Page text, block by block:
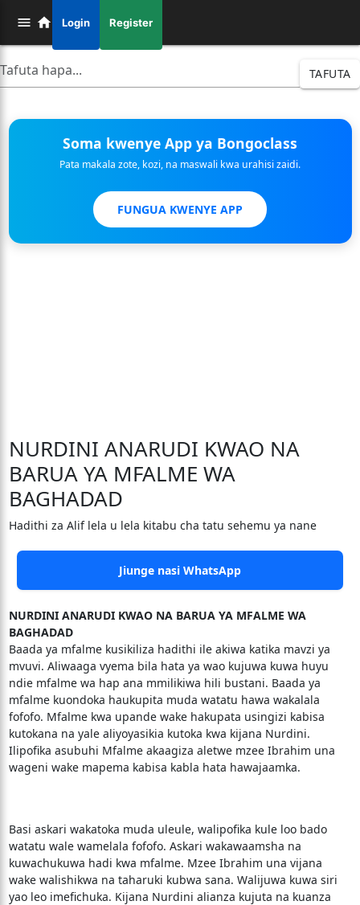
Login Register
TAFUTA
Soma kwenye App ya Bongoclass
Pata makala zote, kozi, na maswali kwa urahisi zaidi.
FUNGUA KWENYE APP
NURDINI ANARUDI KWAO NA
BARUA YA MFALME WA
BAGHADAD
Hadithi za Alif lela u lela kitabu cha tatu sehemu ya nane
Jiunge nasi WhatsApp
NURDINI ANARUDI KWAO NA BARUA YA MFALME WA
BAGHADAD
Baada ya mfalme kusikiliza hadithi ile akiwa katika mavzi ya
mvuvi. Aliwaaga vyema bila hata ya wao kujuwa kuwa huyu
ndie mfalme wa hap ana mmilikiwa hili bustani. Baada ya
mfalme kuondoka haukupita muda watatu hawa wakalala
fofofo. Mfalme kwa upande wake hakupata usingizi kabisa
kutokana na yale aliyoyasikia kutoka kwa kijana Nurdini.
Ilipofika asubuhi Mfalme akaagiza aletwe mzee Ibrahim una
wageni wake mapema kabisa kabla hata hawajaamka.
Basi askari wakatoka muda uleule, walipofika kule loo bado
watatu wale wamelala fofofo. Askari wakawaamsha na
kuwachukuwa hadi kwa mfalme. Mzee Ibrahim una vijana
wake walishikwa na taharuki kubwa sana. Walijuwa kuwa siri
yao leo imefichuka. Kijana Nurdini alianza kujuta na kuanza